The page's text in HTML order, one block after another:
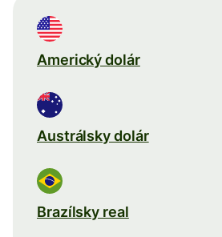
Americký dolár
Austrálsky dolár
Brazílsky real